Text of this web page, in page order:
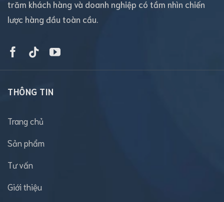
trăm khách hàng và doanh nghiệp có tầm nhìn chiến
lược hàng đầu toàn cầu.
THÔNG TIN
Trang chủ
Sản phẩm
Tư vấn
Giới thiệu